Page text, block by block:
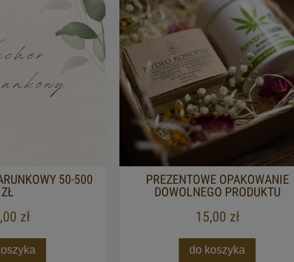
50-500
ZŁ
zł
PREZENTOWE OPAKOWANIE
DOWOLNEGO PRODUKTU
15,00 zł
do koszyka